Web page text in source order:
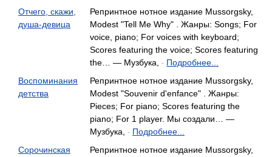
Отчего, скажи,
душа-девица
Репринтное нотное издание Mussorgsky,
Modest "Tell Me Why" . Жанры: Songs; For
voice, piano; For voices with keyboard;
Scores featuring the voice; Scores featuring
the… — Музбука,
- Подробнее...
Воспоминания
детства
Репринтное нотное издание Mussorgsky,
Modest "Souvenir d'enfance" . Жанры:
Pieces; For piano; Scores featuring the
piano; For 1 player. Мы создали… —
Музбука,
- Подробнее...
Сорочинская
Репринтное нотное издание Mussorgsky,